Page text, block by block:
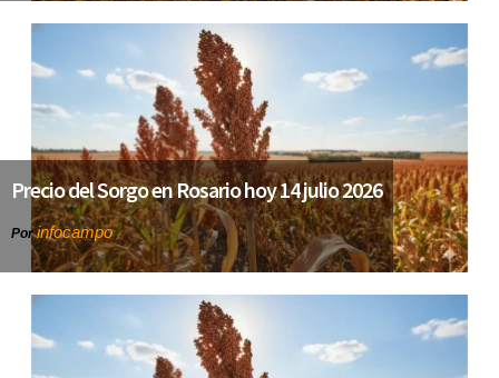
Precio del Sorgo en Rosario hoy 14 julio 2026
Porinfocampo